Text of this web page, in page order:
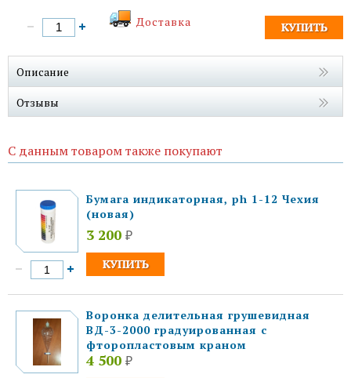
Доставка
Описание
Отзывы
С данным товаром также покупают
Бумага индикаторная, ph 1-12 Чехия
(новая)
3 200 ₽
Воронка делительная грушевидная
ВД-3-2000 градуированная с
фторопластовым краном
4 500 ₽